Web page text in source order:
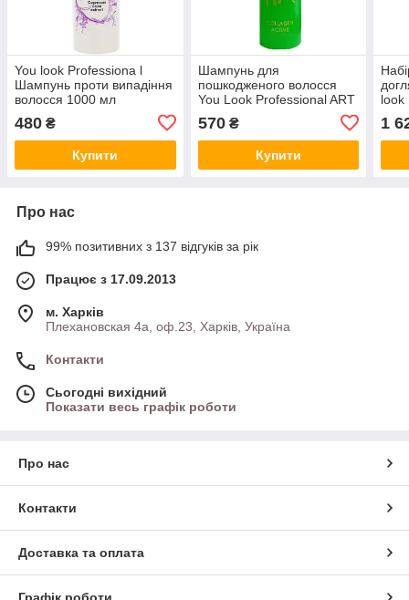
You look Professiona l
Шампунь проти випадіння
волосся 1000 мл
480 ₴
Купити
Шампунь для
пошкодженого волосся
You Look Professional ART
Collagen Active Shampoo
1000 мл.
570₴
Купити
look
1
Про нас
99% позитивних з 137 відгуків за рік
Працює з 17.09.2013
м. Харків
Плехановская 4а, оф.23, Харків, Україна
Контакти
Сьогодні вихідний
Показати весь графік роботи
Про нас
Контакти
Доставка та оплата